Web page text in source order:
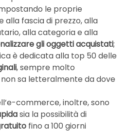
le proprie
alla fascia di prezzo, alla
alla categoria e alla
gli oggetti acquistati;
è dedicata alla top 50 delle
, sempre molto
sa letteralmente da dove
commerce, inoltre, sono
sia la possibilità di
fino a 100 giorni